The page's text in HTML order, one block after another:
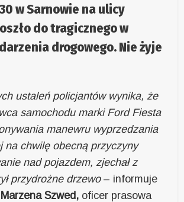
w Sarnowie na ulicy
do tragicznego w
drogowego. Nie żyje
ustaleń policjantów wynika, że
samochodu marki Ford Fiesta
manewru wyprzedzania
na chwilę obecną przyczyny
nad pojazdem, zjechał z
przydrożne drzewo– informuje
Marzena Szwed, oficer prasowa